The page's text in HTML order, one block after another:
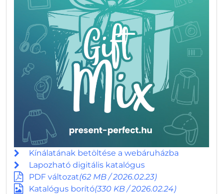
Kínálatának betöltése a webáruházba
Lapozható digitális katalógus
PDF változat(62 MB / 2026.02.23)
Katalógus borító(330 KB / 2026.02.24)